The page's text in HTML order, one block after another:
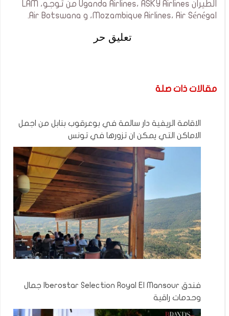
الطيران Uganda Airlines، ASKY Airlines من توجو، LAM
Mozambique Airlines، Air Sénégal، و Air Botswana.
تعليق حر
مقالات ذات صلة
الاقامة الريفية دار سالمة في بوعرقوب بنابل من اجمل
الاماكن التي يمكن ان تزورها في تونس
فندق Iberostar Selection Royal El Mansour جمال
وحدمات راقية